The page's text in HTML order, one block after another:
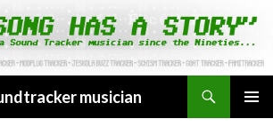
musician